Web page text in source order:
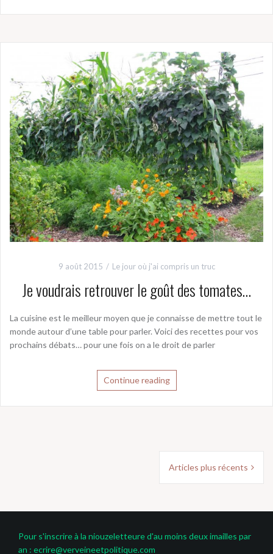
9 août 2015 Le jour où j'ai compris un truc
Je voudrais retrouver le goût des tomates…
La cuisine est le meilleur moyen que je connaisse de mettre tout le
monde autour d’une table pour parler. Voici des recettes pour vos
prochains débats… pour une fois on a le droit de parler
Continue reading
Articles plus récents
Pour s'inscrire à la niouzeletteure d'au moins deux imailles par
an : ecrire@verveineetpolitique.com